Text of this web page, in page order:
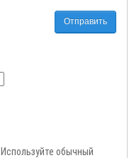
Отправить
обычный